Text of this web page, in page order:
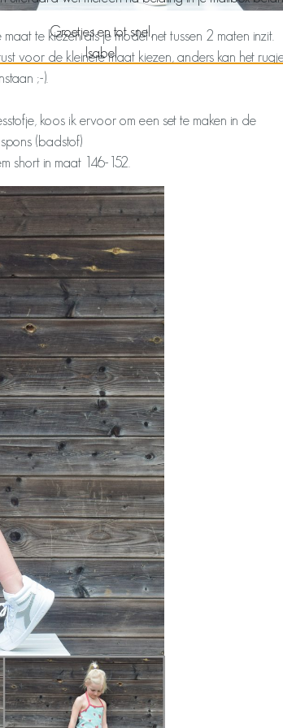
te kiezen als je model net tussen 2 maten inzit.
voor de kleinere maat kiezen, anders kan het
;-).
koos ik ervoor om een set te maken in de
(badstof)
short in maat 146-152.
Groetjes en tot snel,
Isabel